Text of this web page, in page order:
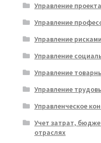
Управление
Управление
Управление
Управление
Управление
Управление
Управленческое
Учет затрат,
отраслях